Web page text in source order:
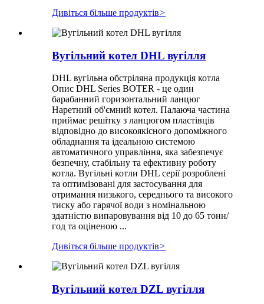
Дивіться більше продуктів>
Вугільний котел DHL вугілля
DHL вугільна обстріляна продукція котла
Опис DHL Series BOTER - це один
барабанний горизонтальний ланцюг
Наретний об'ємний котел. Палаюча частина
приймає решітку з ланцюгом пластівців
відповідно до високоякісного допоміжного
обладнання та ідеальною системою
автоматичного управління, яка забезпечує
безпечну, стабільну та ефективну роботу
котла. Вугільні котли DHL серії розроблені
та оптимізовані для застосування для
отримання низького, середнього та високого
тиску або гарячої води з номінальною
здатністю випаровування від 10 до 65 тонн/
год та оціненою ...
Дивіться більше продуктів>
Вугільний котел DZL вугілля